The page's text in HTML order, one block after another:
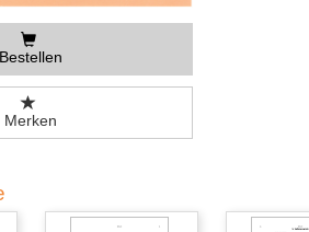
Bestellen
Merken